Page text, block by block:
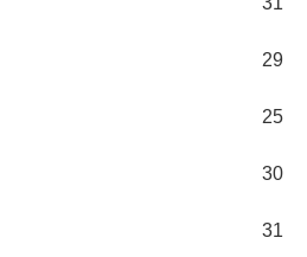
29
25
30
31